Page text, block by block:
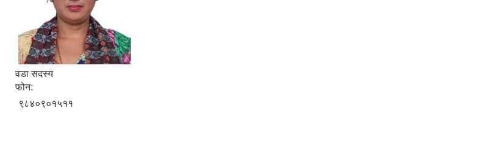
वडा सदस्य
फोन:
९८४०९०१५११